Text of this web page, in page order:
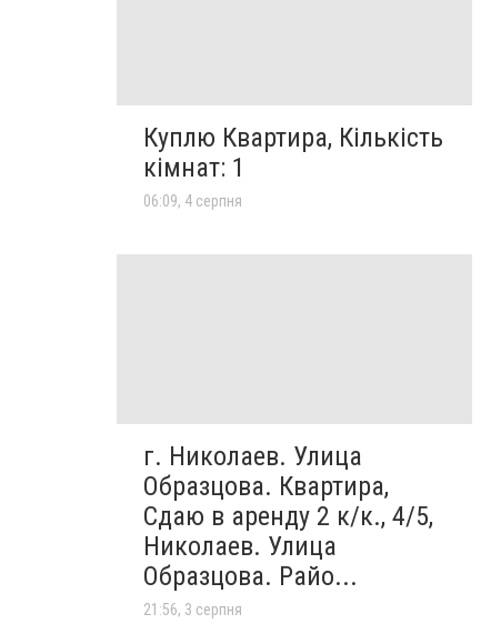
Куплю Квартира, Кількість
кімнат: 1
06:09, 4 серпня
г. Николаев. Улица
Образцова. Квартира,
Сдаю в аренду 2 к/к., 4/5,
Николаев. Улица
Образцова. Райо...
21:56, 3 серпня